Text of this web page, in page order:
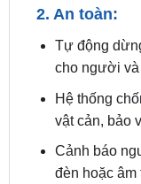
cho người và
Hệ thống
vật cản, bảo
Cảnh báo
đèn hoặc âm
3. Nâng cao